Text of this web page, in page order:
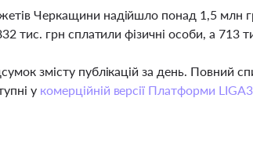
Черкащини надійшло понад 1,5 млн
тис. грн сплатили фізичні особи, а 713
змісту публікацій за день. Повний
у комерційній версії Платформи